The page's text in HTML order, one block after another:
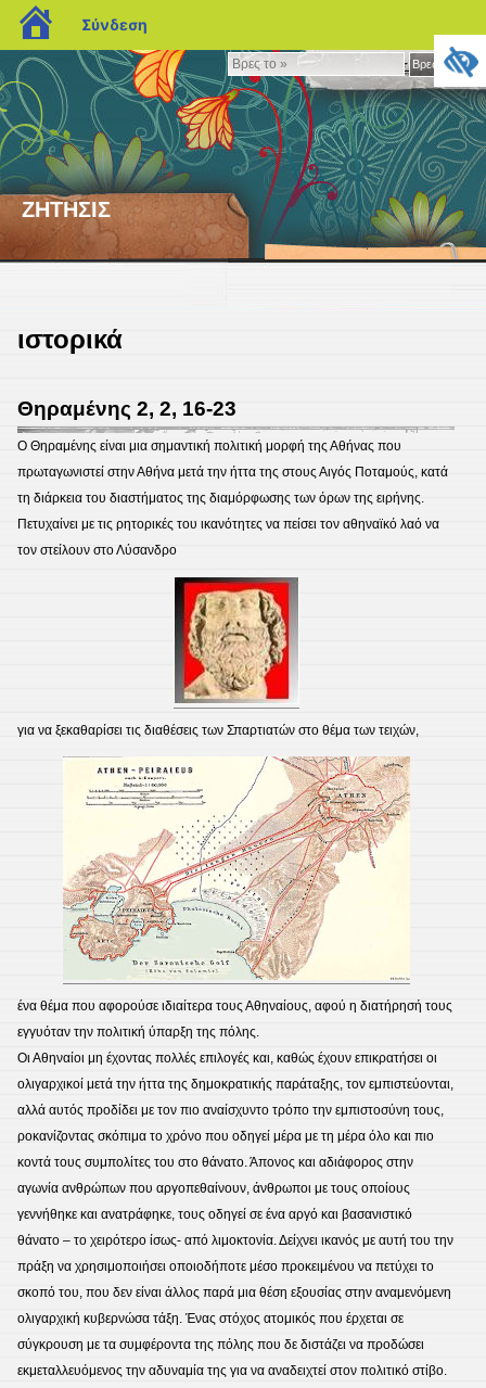
Βρες
το
»
Βρες το »
ΖΗΤΗΣΙΣ
ιστορικά
Θηραμένης 2, 2, 16-23
Ο Θηραμένης είναι μια σημαντική πολιτική μορφή της Αθήνας που
πρωταγωνιστεί στην Αθήνα μετά την ήττα της στους Αιγός Ποταμούς, κατά
τη διάρκεια του διαστήματος της διαμόρφωσης των όρων της ειρήνης.
Πετυχαίνει με τις ρητορικές του ικανότητες να πείσει τον αθηναϊκό λαό να
τον στείλουν στο Λύσανδρο
για να ξεκαθαρίσει τις διαθέσεις των Σπαρτιατών στο θέμα των τειχών,
ένα θέμα που αφορούσε ιδιαίτερα τους Αθηναίους, αφού η διατήρησή τους
εγγυόταν την πολιτική ύπαρξη της πόλης.
Οι Αθηναίοι μη έχοντας πολλές επιλογές και, καθώς έχουν επικρατήσει οι
ολιγαρχικοί μετά την ήττα της δημοκρατικής παράταξης, τον εμπιστεύονται,
αλλά αυτός προδίδει με τον πιο αναίσχυντο τρόπο την εμπιστοσύνη τους,
ροκανίζοντας σκόπιμα το χρόνο που οδηγεί μέρα με τη μέρα όλο και πιο
κοντά τους συμπολίτες του στο θάνατο. Άπονος και αδιάφορος στην
αγωνία ανθρώπων που αργοπεθαίνουν, άνθρωποι με τους οποίους
γεννήθηκε και ανατράφηκε, τους οδηγεί σε ένα αργό και βασανιστικό
θάνατο – το χειρότερο ίσως- από λιμοκτονία. Δείχνει ικανός με αυτή του την
πράξη να χρησιμοποιήσει οποιοδήποτε μέσο προκειμένου να πετύχει το
σκοπό του, που δεν είναι άλλος παρά μια θέση εξουσίας στην αναμενόμενη
ολιγαρχική κυβερνώσα τάξη. Ένας στόχος ατομικός που έρχεται σε
σύγκρουση με τα συμφέροντα της πόλης που δε διστάζει να προδώσει
εκμεταλλευόμενος την αδυναμία της για να αναδειχτεί στον πολιτικό στίβο.
blogs.sch.gr
Σύνδεση